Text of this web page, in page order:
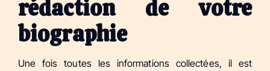
rédaction de votre
biographie
Une fois toutes les informations collectées, il est